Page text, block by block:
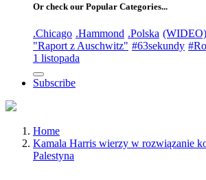
Or check our Popular Categories...
.Chicago .Hammond .Polska (WIDEO)
"Raport z Auschwitz" #63sekundy
1 listopada
Subscribe
Home
Kamala Harris wierzy w rozwiązanie
Palestyna